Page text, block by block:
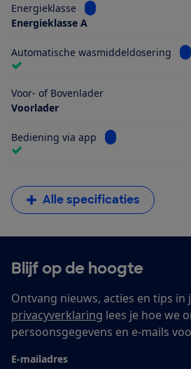
Energieklasse
Bekijk informatie voor
Energieklasse A
Automatische wasmiddeldosering
Voor- of Bovenlader
Voorlader
Bediening via app Bekijk informatie
Alle specificaties
Blijf op de hoogte
Ontvang nieuws, acties en tips in
privacyverklaring lees je hoe we
persoonsgegevens en e-mails
E-mailadres